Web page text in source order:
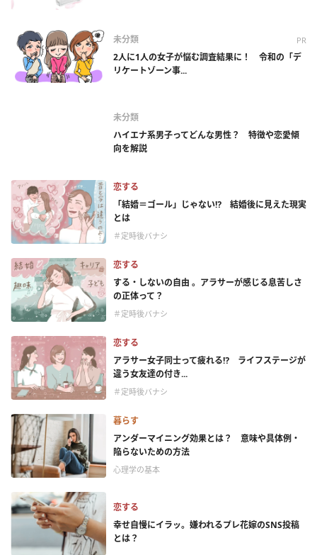
未分類 PR
2人に1人の女子が悩む調査結果に！ 令和の「デ
リケートゾーン事...
未分類
ハイエナ系男子ってどんな男性？ 特徴や恋愛傾
向を解説
恋する
「結婚＝ゴール」じゃない⁉ 結婚後に見えた現実
とは
＃定時後バナシ
恋する
する・しないの自由 。アラサーが感じる息苦しさ
の正体って？
＃定時後バナシ
恋する
アラサー女子同士って疲れる⁉ ライフステージが
違う女友達の付き...
＃定時後バナシ
暮らす
アンダーマイニング効果とは？ 意味や具体例・
陥らないための方法
心理学の基本
恋する
幸せ自慢にイラッ。嫌われるプレ花嫁のSNS投稿
とは？